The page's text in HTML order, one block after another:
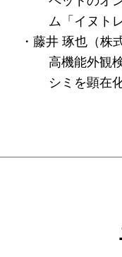
ソーシャルビ
研究会のねらい
研究会一覧
ELPASO会とは
ム「
・藤井 琢也（株
高機能外観
シミを顕在